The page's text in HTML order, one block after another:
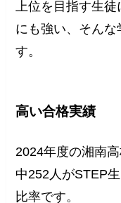
上位を目指す生
にも強い、そんな
す。
高い合格実績
2024年度の湘南
中252人がSTEP
比率です。